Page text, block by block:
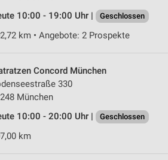
10:00 - 19:00 Uhr |
Geschlossen
km • Angebote: 2 Prospekte
Concord München
330
München
10:00 - 20:00 Uhr |
Geschlossen
km